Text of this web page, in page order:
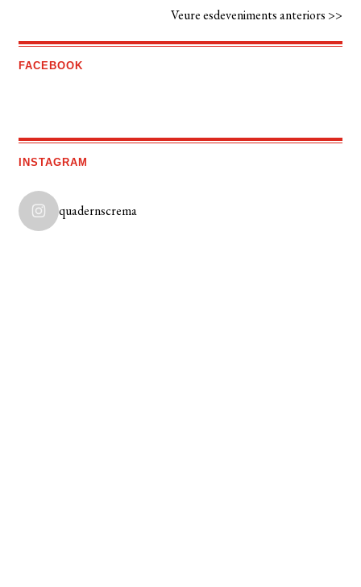
Veure esdeveniments anteriors >>
FACEBOOK
INSTAGRAM
quadernscrema